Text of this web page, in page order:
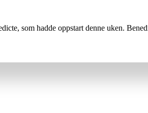
som hadde oppstart denne uken.